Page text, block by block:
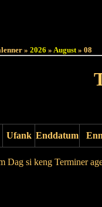
» 2026 » August» 08
Ufank Enddatum
Dag si keng Terminer